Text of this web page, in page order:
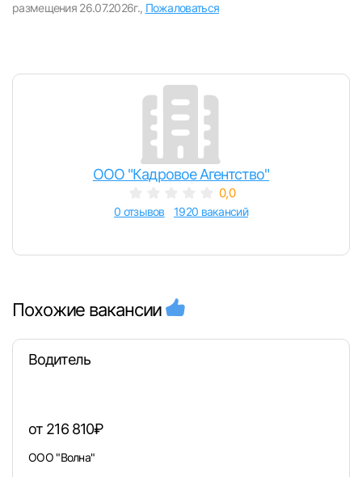
размещения 26.07.2026г., Пожаловаться
ООО "Кадровое Агентство"
0,0
0 отзывов 1920 вакансий
Похожие вакансии
Водитель
от 216 810₽
ООО "Волна"